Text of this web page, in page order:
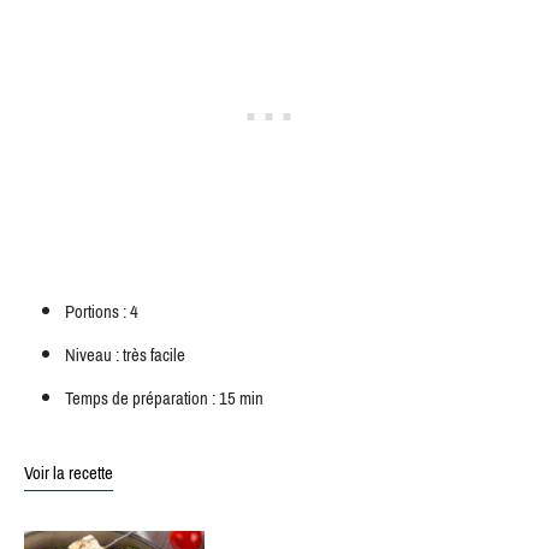
Portions : 4
Niveau : très facile
Temps de préparation : 15 min
Voir la recette